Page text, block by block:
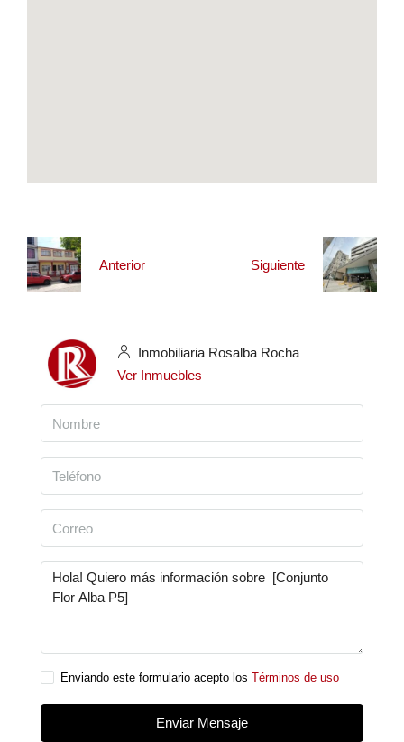
Anterior Siguiente
Inmobiliaria Rosalba Rocha
Ver Inmuebles
Enviando este formulario acepto los Términos de uso
Enviar Mensaje